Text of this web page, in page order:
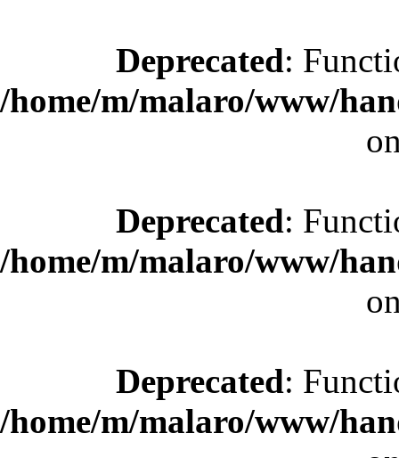
Deprecated:
/home/m/malaro/www/
Deprecated:
/home/m/malaro/www/
Deprecated:
/home/m/malaro/www/